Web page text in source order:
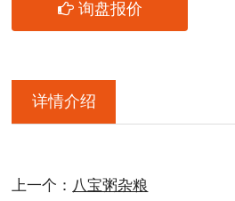
询盘报价
详情介绍
上一个： 八宝粥杂粮